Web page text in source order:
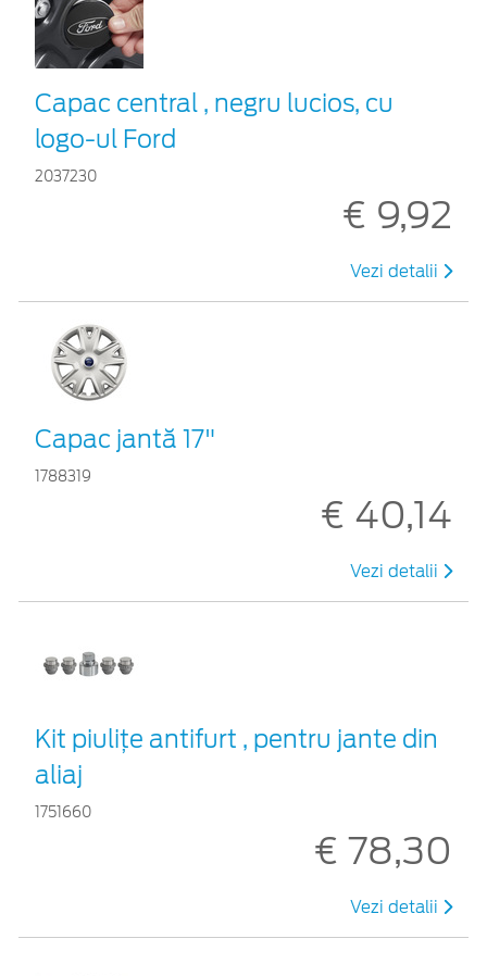
Capac central , negru lucios, cu
logo-ul Ford
2037230
€ 9,92
Vezi detalii
Capac jantă 17"
1788319
€ 40,14
Vezi detalii
Kit piuliţe antifurt , pentru jante din
aliaj
1751660
€ 78,30
Vezi detalii